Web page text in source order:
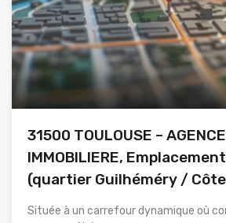
31500 TOULOUSE – AGENCE
IMMOBILIERE,
(quartier Guilhéméry /
Située à un carrefour dynamique où